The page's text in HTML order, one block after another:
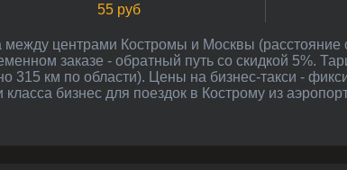
55 руб
заказе - обратный путь со скидкой 5%.
315 км по области). Цены на бизнес-такси -
бизнес для поездок в Кострому из